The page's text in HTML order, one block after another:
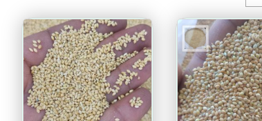
اساس
قیمت:
زیاد
به
کم